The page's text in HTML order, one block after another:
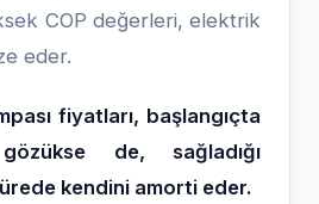
COP değerleri, elektrik
eder.
fiyatları, başlangıçta
de, sağladığı
kendini amorti eder.